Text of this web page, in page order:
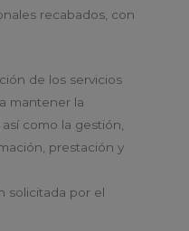
recabados, con
de los servicios
mantener la
como la gestión,
prestación y
solicitada por el